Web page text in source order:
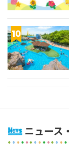
ニュース